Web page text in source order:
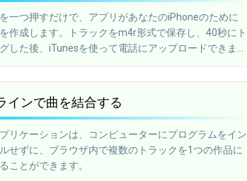
一つ押すだけで、アプリがあなたのiPhoneのために
作成します。トラックをm4r形式で保存し、40秒にト
した後、iTunesを使って電話にアップロードできま
インで曲を結合する
リケーションは、コンピューターにプログラムをイン
せずに、ブラウザ内で複数のトラックを1つの作品に
ことができます。